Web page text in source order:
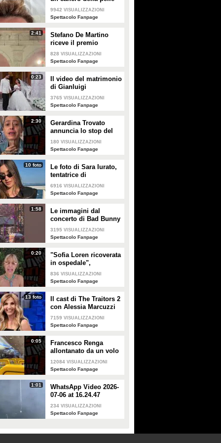
e apre al dibattito sulle
creme solari
9942 VISUALIZZAZIONI
Spettacolo Fanpage
2:41
Stefano De Martino
riceve il premio
intitolato al padre
Enrico
828 VISUALIZZAZIONI
Spettacolo Fanpage
0:23
Il video del matrimonio
di Gianluigi
Donnarumma e Alessia
Elefante
3765 VISUALIZZAZIONI
Spettacolo Fanpage
2:30
Gerardina Trovato
annuncia lo stop del
tour per problemi di
salute
180 VISUALIZZAZIONI
Spettacolo Fanpage
10 foto
Le foto di Sara Iurato,
tentatrice di
Temptation Island 2026
6916 VISUALIZZAZIONI
Spettacolo Fanpage
1:58
Le immagini dal
concerto di Bad Bunny
a Milano
3195 VISUALIZZAZIONI
Spettacolo Fanpage
0:20
"Sofia Loren ricoverata
in ospedale",
Alessandra Mussolini
smentisce: "È serena e
836 VISUALIZZAZIONI
Spettacolo Fanpage
13 foto
Il cast di The Traitors 2
con Alessia Marcuzzi
7159 VISUALIZZAZIONI
Spettacolo Fanpage
0:05
Francesco Renga
allontanato da un volo
Ryanair dopo una
discussione con gli
12084 VISUALIZZAZIONI
Spettacolo Fanpage
1:01
WhatsApp Video 2026-
07-06 at 16.24.47
234 VISUALIZZAZIONI
Spettacolo Fanpage